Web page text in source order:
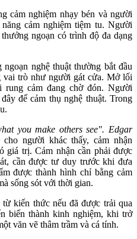
cảm nghiệm nhạy bén và người
cảm nghiệm tiệm tu. Người
ngoạn có trình độ đa dạng
nghệ thuật thường bắt đầu
vai trò như người gát cửa. Mở lối
cảm đang chờ đón. Người
để cảm thụ nghệ thuật. Trong
you make others see". Edgar
người khác thấy, cảm nhận
giá trị. Cảm nhận cần phải được
cần được tư duy trước khi đưa
được thành hình chỉ bằng cảm
sống sót với thời gian.
kiến thức nếu đã được trải qua
biến thành kinh nghiệm, khi trở
văn vẽ thâm trầm và cá tính.